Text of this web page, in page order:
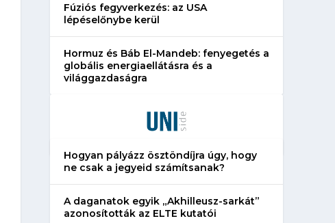
Fúziós fegyverkezés: az USA
lépéselőnybe kerül
Hormuz és Báb El-Mandeb: fenyegetés a
globális energiaellátásra és a
világgazdaságra
Hogyan pályázz ösztöndíjra úgy, hogy
ne csak a jegyeid számítsanak?
A daganatok egyik „Akhilleusz-sarkát”
azonosították az ELTE kutatói